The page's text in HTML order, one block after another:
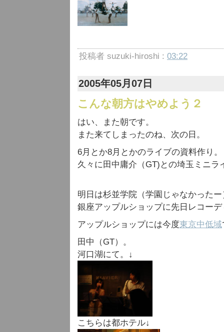
投稿者 suzuki-hiroshi : 03:22
2005年05月07日
こんな朝方はやめよう２
はい、また朝です。
また来てしまったのね、次の日。
6月とか8月とかのライブの資料作り。
久々に田中庸介（GT)との埼玉ミニラ
明日は杉並学院（学園じゃなかった
銀座アップルショップに先日レコー
アップルショップには今度東京中低域
田中（GT）。
河口湖にて。↓
こちらは都ホテル↓